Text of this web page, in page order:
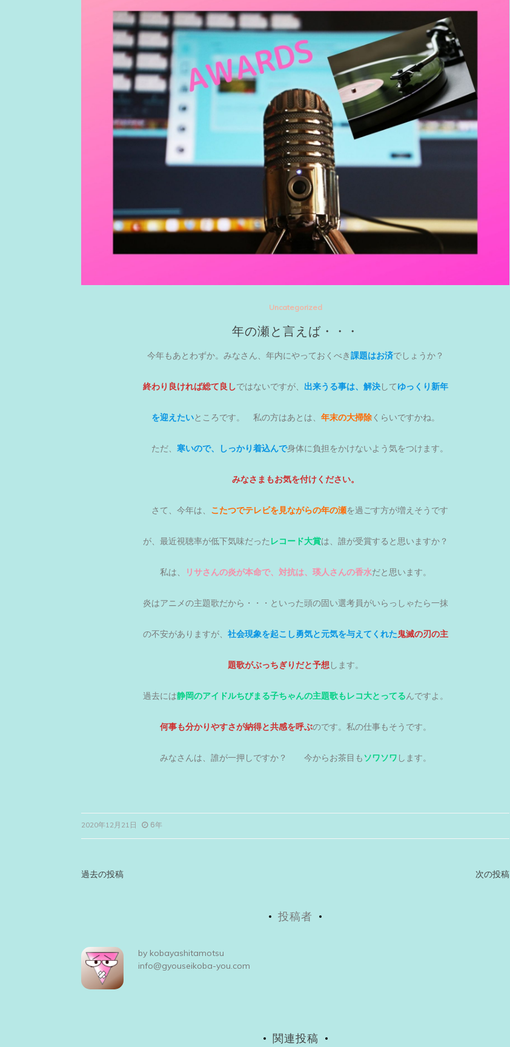
Uncategorized
年の瀬と言えば・・・
今年もあとわずか。みなさん、年内にやっておくべき課題はお済でしょうか？
終わり良ければ総て良しではないですが、 出来うる事は、解決してゆっくり新年
を迎えたいところです。 私の方はあとは、 年末の大掃除くらいですかね。
ただ、 寒いので、しっかり着込んで身体に負担をかけないよう気をつけます。
みなさまもお気を付けください。
さて、今年は、 こたつでテレビを見ながらの年の瀬を過ごす方が増えそうです
が、最近視聴率が低下気味だった レコード大賞は、誰が受賞すると思いますか？
私は、 リサさんの炎が本命で、対抗は、瑛人さんの香水だと思います。
炎はアニメの主題歌だから・・・といった頭の固い選考員がいらっしゃたら一抹
の不安がありますが、 社会現象を起こし勇気と元気を与えてくれた鬼滅の刃の主
題歌がぶっちぎりだと予想します。
過去には静岡のアイドルちびまる子ちゃんの主題歌もレコ大とってるんですよ。
何事も分かりやすさが納得と共感を呼ぶのです。私の仕事もそうです。
みなさんは、誰が一押しですか？ 今からお茶目も ソワソワ します。
2020年12月21日 6年
投
ビ
ゲ
ー
過去の投稿 次の投稿
投稿者
by kobayashitamotsu
info@gyouseikoba-you.com
関連投稿